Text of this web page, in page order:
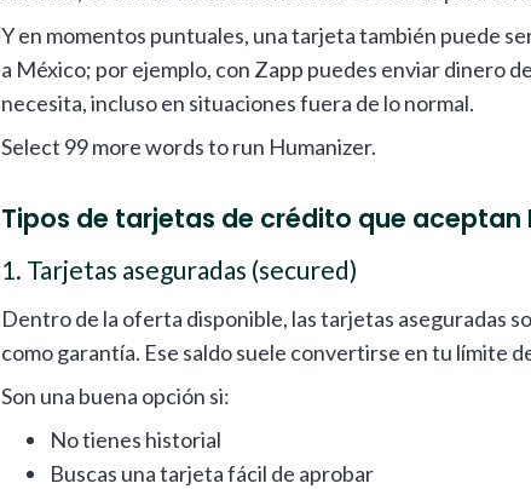
Y en momentos puntuales, una tarjeta también puede
a México; por ejemplo, con Zapp puedes enviar dinero
necesita, incluso en situaciones fuera de lo normal.
Select 99 more words to run Humanizer.
Tipos de tarjetas de crédito que aceptan
1. Tarjetas aseguradas (secured)
Dentro de la oferta disponible, las tarjetas aseguradas
como garantía. Ese saldo suele convertirse en tu límite
Son una buena opción si:
No tienes historial
Buscas una tarjeta fácil de aprobar